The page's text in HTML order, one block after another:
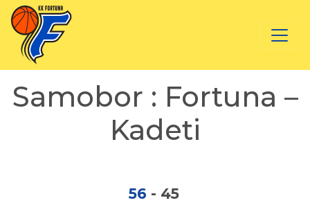
Samobor : Fortuna –
Kadeti
56 - 45